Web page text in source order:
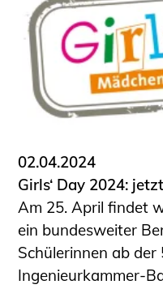
02.04.2024
Girls‘ Day 2024:
Am 25. April findet
ein bundesweiter
Schülerinnen ab der
Ingenieurkammer-